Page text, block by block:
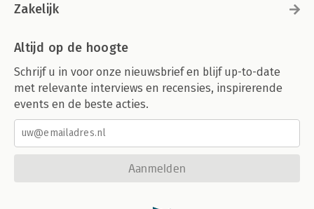
Zakelijk
Altijd op de hoogte
Schrijf u in voor onze nieuwsbrief en blijf up-to-date
met relevante interviews en recensies, inspirerende
events en de beste acties.
Aanmelden